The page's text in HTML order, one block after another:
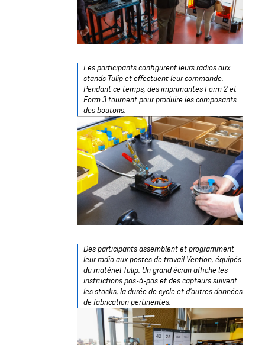
Les participants configurent leurs radios aux
stands Tulip et effectuent leur commande.
Pendant ce temps, des imprimantes Form 2 et
Form 3 tournent pour produire les composants
des boutons.
Des participants assemblent et programment
leur radio aux postes de travail Vention, équipés
du matériel Tulip. Un grand écran affiche les
instructions pas-à-pas et des capteurs suivent
les stocks, la durée de cycle et d'autres données
de fabrication pertinentes.